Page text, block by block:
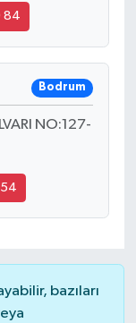
84
Bodrum
NO:127-
bazıları